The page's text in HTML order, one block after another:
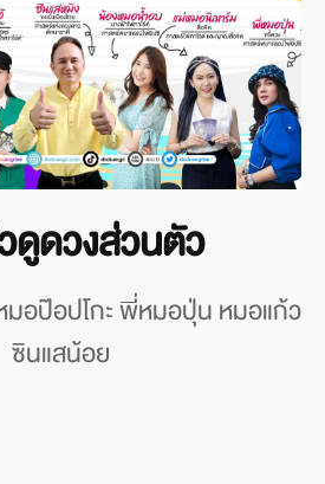
ดูดวงส่วนตัว
อป๊อปโกะ พี่หมอปุ่น หมอแก้ว
ซินแสน้อย